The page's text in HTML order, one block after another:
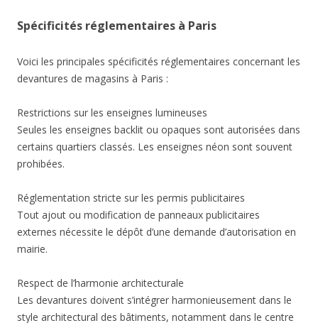
Spécificités réglementaires à Paris
Voici les principales spécificités réglementaires concernant les
devantures de magasins à Paris :
Restrictions sur les enseignes lumineuses
Seules les enseignes backlit ou opaques sont autorisées dans
certains quartiers classés. Les enseignes néon sont souvent
prohibées.
Réglementation stricte sur les permis publicitaires
Tout ajout ou modification de panneaux publicitaires
externes nécessite le dépôt d’une demande d’autorisation en
mairie.
Respect de l’harmonie architecturale
Les devantures doivent s’intégrer harmonieusement dans le
style architectural des bâtiments, notamment dans le centre